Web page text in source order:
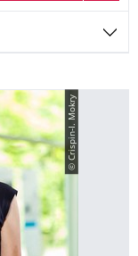
© Crispin-I. Mokry